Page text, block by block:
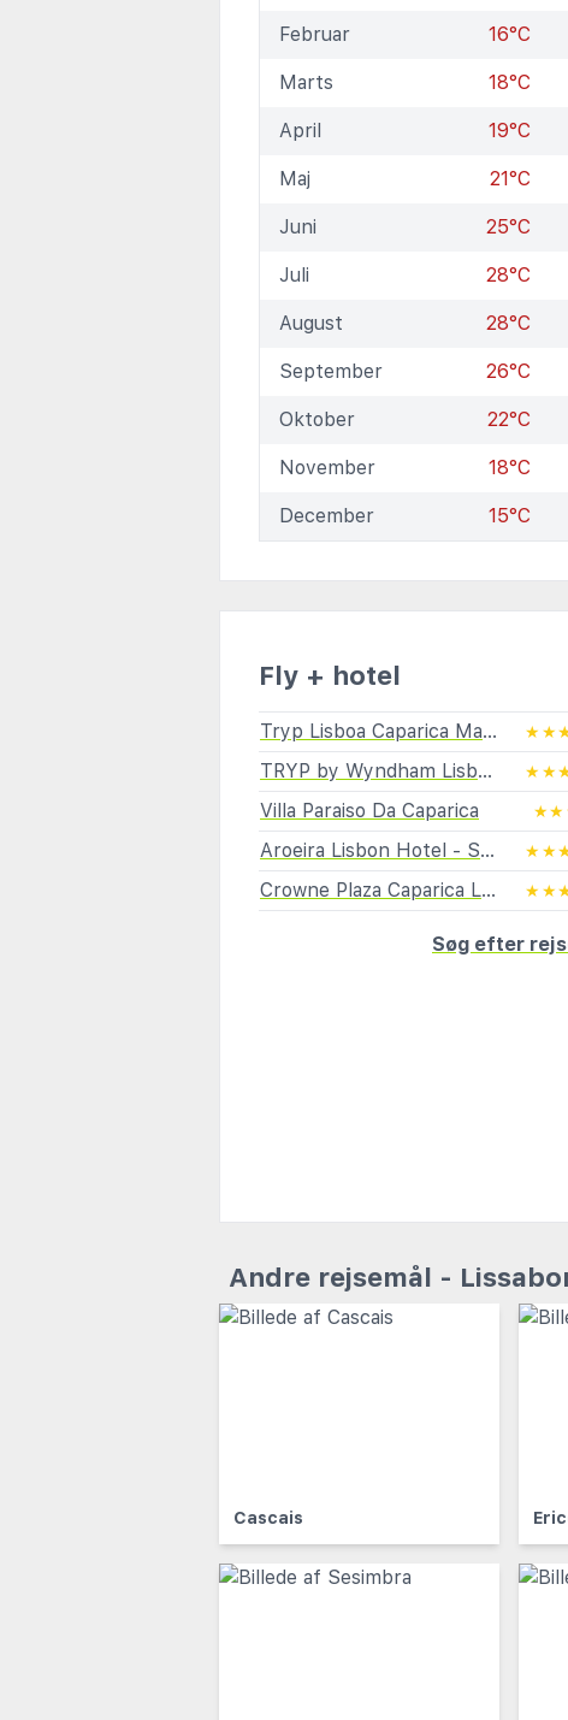
Februar 16°C
Marts 18°C
April 19°C
Maj 21°C
Juni 25°C
Juli 28°C
August 28°C
September 26°C
Oktober 22°C
November 18°C
December 15°C
Fly + hotel
Tryp Lisboa Caparica Mar Hotel (ex.Costa da Capari
TRYP by Wyndham Lisboa Caparica Mar
Villa Paraiso Da Caparica
Aroeira Lisbon Hotel - Sea & Golf Hotel
Crowne Plaza Caparica Lisbon, an IHG Hotel
Søg efter
Andre rejsemål -
Cascais